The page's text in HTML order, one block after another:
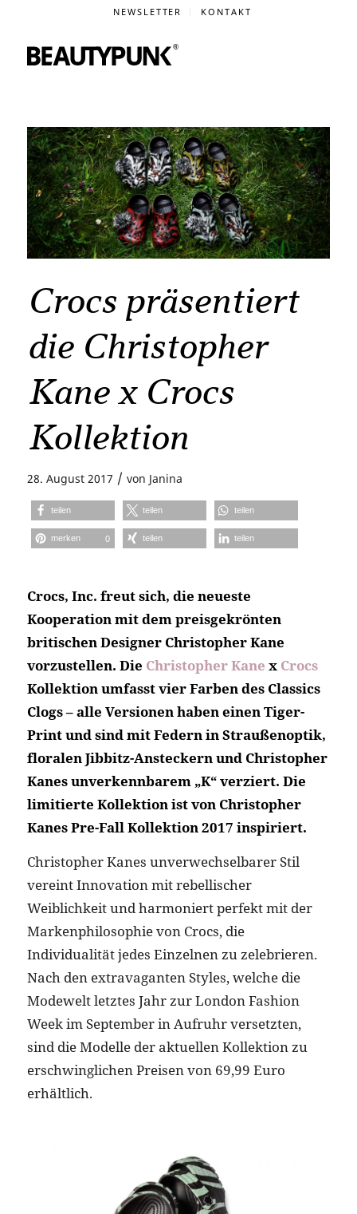
NEWSLETTER KONTAKT
Crocs präsentiert
die Christopher
Kane x Crocs
Kollektion
28. August 2017 / von Janina
teilen teilen teilen
merken 0 teilen teilen
Crocs, Inc. freut sich, die neueste
Kooperation mit dem preisgekrönten
britischen Designer Christopher Kane
vorzustellen. Die Christopher Kane x Crocs
Kollektion umfasst vier Farben des Classics
Clogs – alle Versionen haben einen Tiger-
Print und sind mit Federn in Straußenoptik,
floralen Jibbitz-Ansteckern und Christopher
Kanes unverkennbarem „K“ verziert. Die
limitierte Kollektion ist von Christopher
Kanes Pre-Fall Kollektion 2017 inspiriert.
Christopher Kanes unverwechselbarer Stil
vereint Innovation mit rebellischer
Weiblichkeit und harmoniert perfekt mit der
Markenphilosophie von Crocs, die
Individualität jedes Einzelnen zu zelebrieren.
Nach den extravaganten Styles, welche die
Modewelt letztes Jahr zur London Fashion
Week im September in Aufruhr versetzten,
sind die Modelle der aktuellen Kollektion zu
erschwinglichen Preisen von 69,99 Euro
erhältlich.